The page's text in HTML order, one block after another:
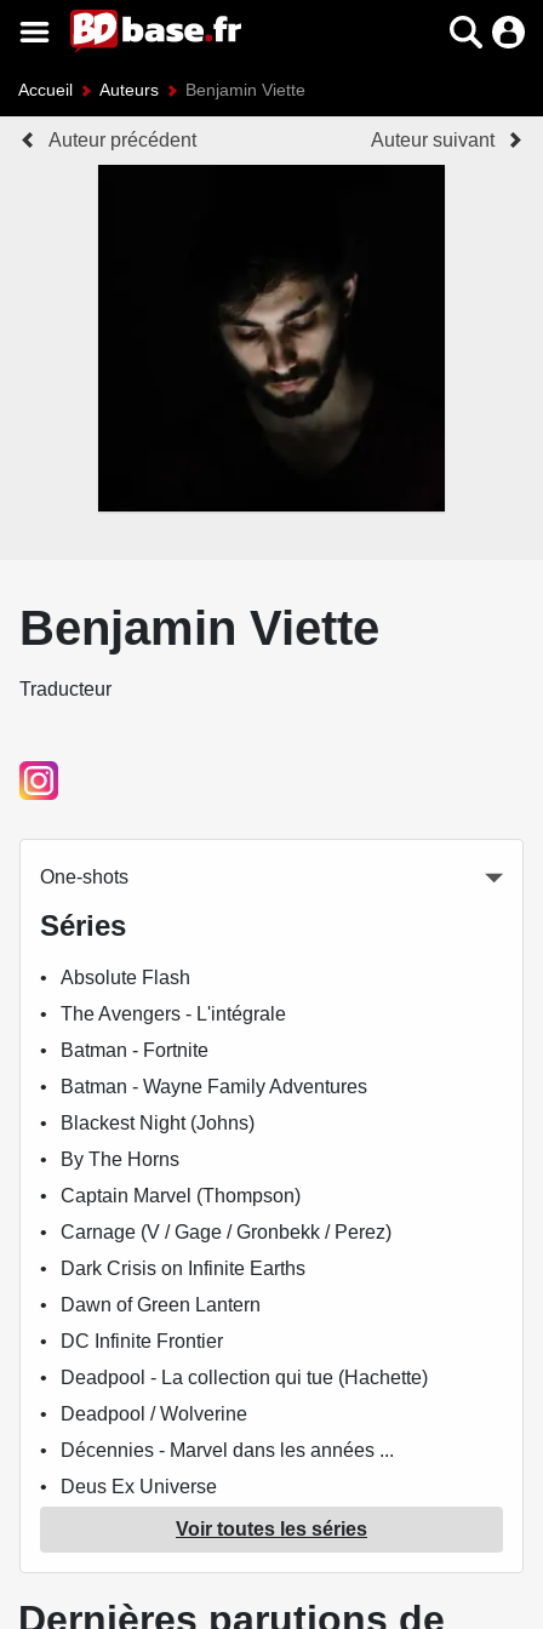
Accueil Auteurs Benjamin Viette
Auteur précédent Auteur suivant
Benjamin Viette
Traducteur
One-shots
Séries
Absolute Flash
The Avengers - L'intégrale
Batman - Fortnite
Batman - Wayne Family Adventures
Blackest Night (Johns)
By The Horns
Captain Marvel (Thompson)
Carnage (V / Gage / Gronbekk / Perez)
Dark Crisis on Infinite Earths
Dawn of Green Lantern
DC Infinite Frontier
Deadpool - La collection qui tue (Hachette)
Deadpool / Wolverine
Décennies - Marvel dans les années ...
Deus Ex Universe
Docteur Strange (L'intégrale)
Doctor Strange (Waid)
Voir toutes les séries
Dernières parutions de